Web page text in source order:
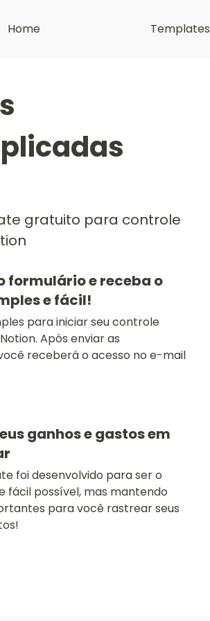
Home Templates
gratuito para controle
formulário e receba o
e fácil!
para iniciar seu controle
Após enviar as
receberá o acesso no e-mail
ganhos e gastos em
foi desenvolvido para ser o
fácil possível, mas mantendo
para você rastrear seus